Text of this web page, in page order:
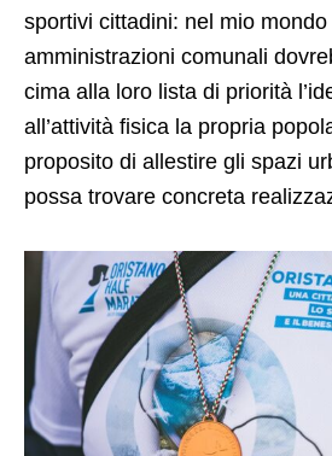
sportivi cittadini: nel mio
amministrazioni comunali
cima alla loro lista di priorità
all’attività fisica la propria
proposito di allestire gli spazi
possa trovare concreta